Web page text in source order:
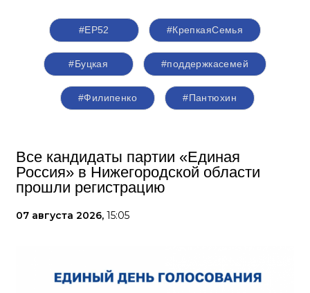
#ЕР52 #КрепкаяСемья
#Буцкая #поддержкасемей
#Филипенко #Пантюхин
Все кандидаты партии «Единая
Россия» в Нижегородской области
прошли регистрацию
07 августа 2026, 15:05